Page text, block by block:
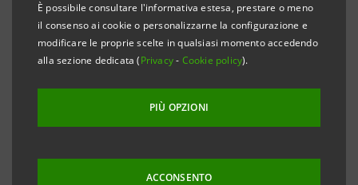
È possibile consultare l'informativa estesa, prestare o meno
il consenso ai cookie o personalizzarne la configurazione e
modificare le proprie scelte in qualsiasi momento accedendo
alla sezione dedicata (Privacy- Cookie policy).
PIÙ OPZIONI
ACCONSENTO
milioni di euro, con una crescita di 58,8 milioni
(+29,7% rispetto al 2011)
• In forte aumento l’utile netto, che sale a 107,9
• Mediofactoring si conferma leader del settore con
una quota di mercato che raggiunge il 31% (30%